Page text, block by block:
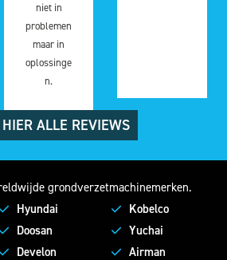
niet in
problemen
maar in
oplossinge
n.
HIER ALLE REVIEWS
grondverzetmachinemerken.
Hyundai
Doosan
Develon
Kobelco
Yuchai
Airman